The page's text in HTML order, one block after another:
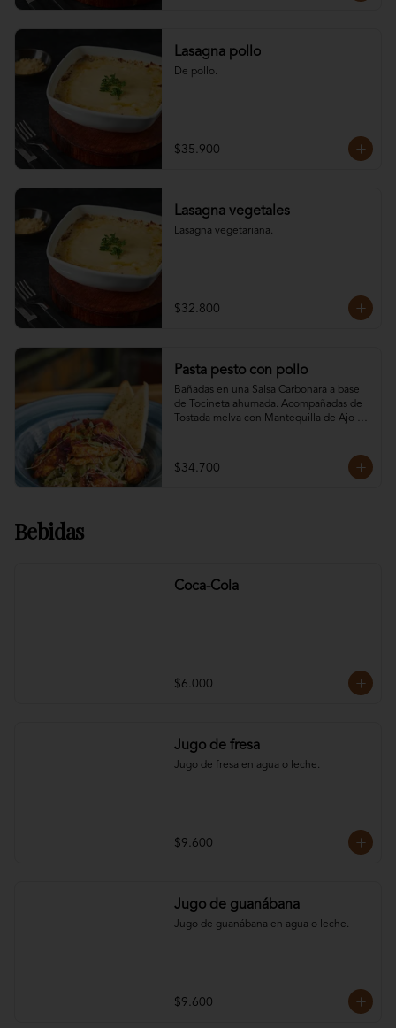
Lasagna pollo
De pollo.
$35.900
Lasagna vegetales
Lasagna vegetariana.
$32.800
Pasta pesto con pollo
Bañadas en una Salsa Carbonara a base
de Tocineta ahumada. Acompañadas de
Tostada melva con Mantequilla de Ajo &
$34.700
Bebidas
Coca-Cola
$6.000
Jugo de fresa
Jugo de fresa en agua o leche.
$9.600
Jugo de guanábana
Jugo de guanábana en agua o leche.
$9.600